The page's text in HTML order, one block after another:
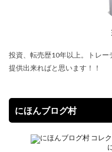
投資、転売歴10年以上。トレ
提供出来ればと思います！！
にほんブログ村
TOKYO DOME GREEN
VSTARユニバース
WORLD PREMIERE
まとめ
アジア限
アメイジング・ディフ